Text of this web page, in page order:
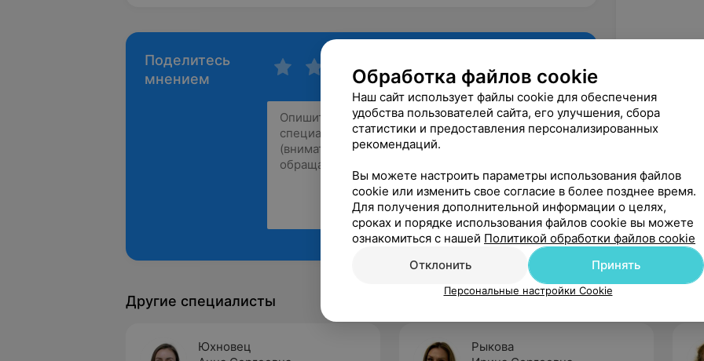
Поделитесь
мнением
Рекомендую
Другие специалисты
Юхновец
Рыкова
Обработка файлов cookie
Наш сайт использует файлы cookie для обеспечения
удобства пользователей сайта, его улучшения, сбора
статистики и предоставления персонализированных
рекомендаций.
Вы можете настроить параметры использования файлов
cookie или изменить свое согласие в более позднее время.
Для получения дополнительной информации о целях,
сроках и порядке использования файлов cookie вы можете
ознакомиться с нашей Политикой обработки файлов cookie
Отклонить
Принять
Персональные настройки Cookie